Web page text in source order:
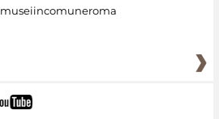
museiincomuneroma